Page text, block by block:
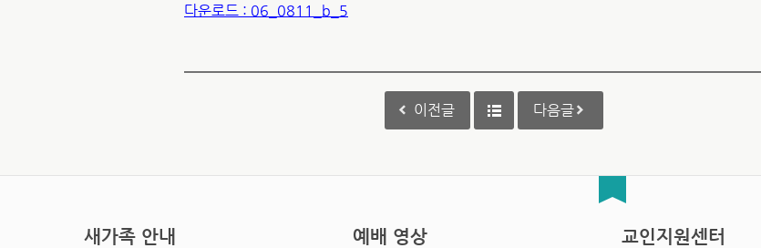
다운로드 : 06_0811_b_5
이전글 다음글
새가족 안내 예배 영상 교인지원센터